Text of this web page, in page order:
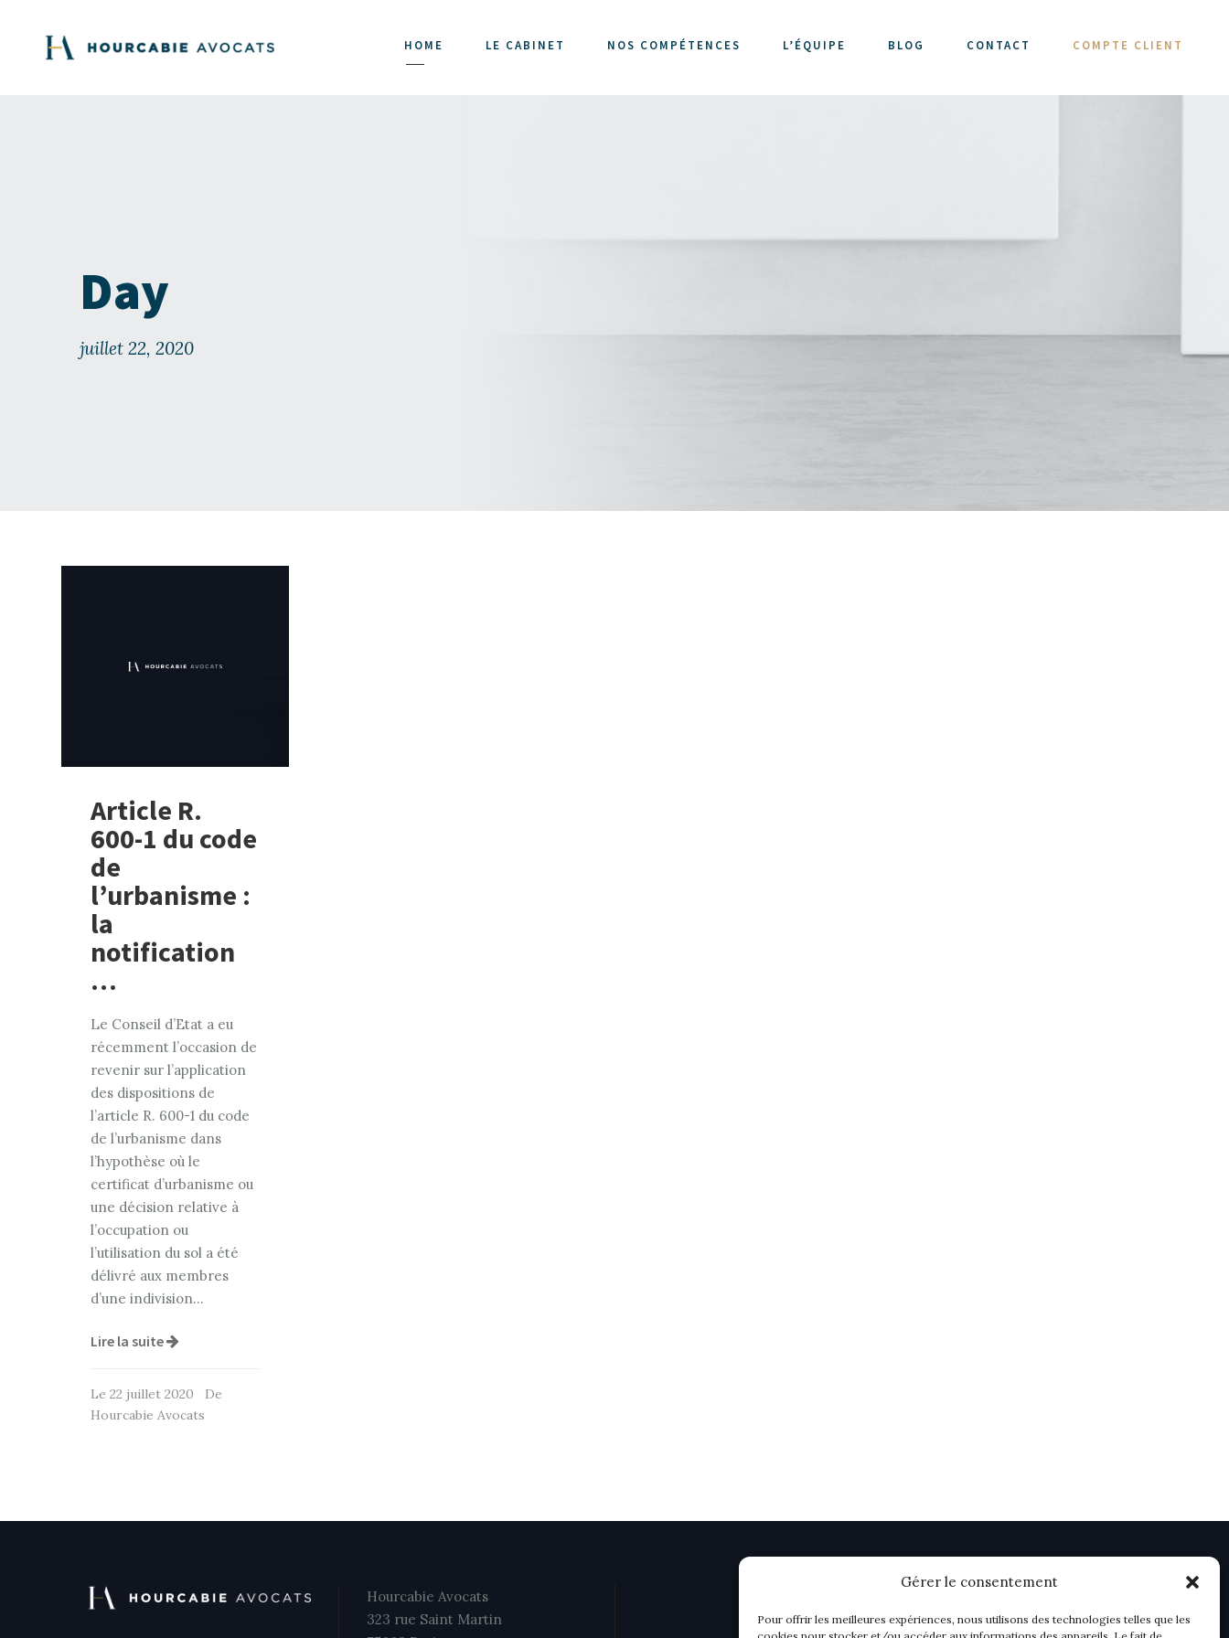
Gérer le consentement
Pour offrir les meilleures expériences, nous utilisons des technologies telles que les
HOME LE CABINET NOS COMPÉTENCES L’ÉQUIPE BLOG CONTACT COMPTE CLIENT
Day
juillet 22, 2020
Article R.
600-1 du code
de
l’urbanisme :
la
notification
…
Le Conseil d’Etat a eu
récemment l’occasion de
revenir sur l’application
des dispositions de
l’article R. 600-1 du code
de l’urbanisme dans
l’hypothèse où le
certificat d’urbanisme ou
une décision relative à
l’occupation ou
l’utilisation du sol a été
délivré aux membres
d’une indivision…
Lire la suite
Le 22 juillet 2020 De
Hourcabie Avocats
Hourcabie Avocats
323 rue Saint Martin